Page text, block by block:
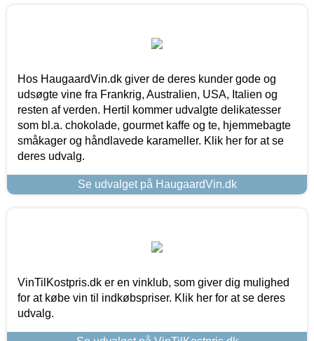
Hos HaugaardVin.dk giver de deres kunder gode og
udsøgte vine fra Frankrig, Australien, USA, Italien og
resten af verden. Hertil kommer udvalgte delikatesser
som bl.a. chokolade, gourmet kaffe og te, hjemmebagte
småkager og håndlavede karameller. Klik her for at se
deres udvalg.
Se udvalget på HaugaardVin.dk
VinTilKostpris.dk er en vinklub, som giver dig mulighed
for at købe vin til indkøbspriser. Klik her for at se deres
udvalg.